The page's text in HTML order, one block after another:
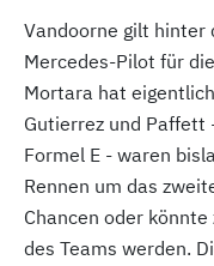
Vandoorne gilt hinter
Mercedes-Pilot für
Mortara hat
Gutierrez und Paffett
Formel E - waren
Rennen um das
Chancen oder
des Teams werden.